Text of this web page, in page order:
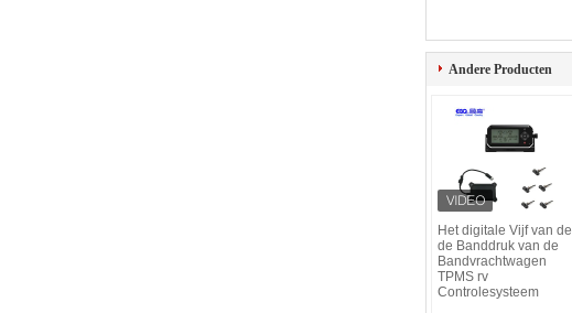
Andere Producten
Het digitale Vijf van de
de Banddruk van de
Bandvrachtwagen
TPMS rv
Controlesysteem